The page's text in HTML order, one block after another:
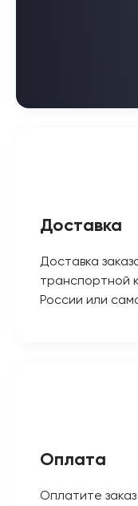
Доставка
Доставка
транспортной
России или
Оплата
Оплатите